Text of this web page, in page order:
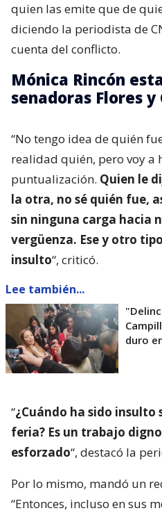
quien las emite que de
diciendo la periodista de
cuenta del conflicto.
Mónica Rincón
senadoras Flores
“No tengo idea de quién
realidad quién, pero voy a
puntualización. Quien le
la otra, no sé quién fue,
sin ninguna carga hacia
vergüenza. Ese y otro
insulto“, criticó.
Lee también...
duro
“¿Cuándo ha sido insulto
feria? Es un trabajo
esforzado“, destacó la
Por lo mismo, mandó un
“Entonces, incluso en sus